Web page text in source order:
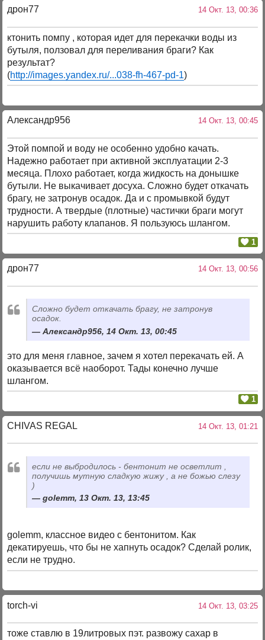
дрон77 14 Окт. 13, 00:36
ктонить помпу , которая идет для перекачки воды из
бутыля, ползовал для переливания браги? Как
результат?
(http://images.yandex.ru/...038-fh-467-pd-1)
Александр956 14 Окт. 13, 00:45
Этой помпой и воду не особенно удобно качать.
Надежно работает при активной эксплуатации 2-3
месяца. Плохо работает, когда жидкость на донышке
бутыли. Не выкачивает досуха. Сложно будет откачать
брагу, не затронув осадок. Да и с промывкой будут
трудности. А твердые (плотные) частички браги могут
нарушить работу клапанов. Я пользуюсь шлангом.
1
дрон77 14 Окт. 13, 00:56
Сложно будет откачать брагу, не затронув
осадок.
Александр956, 14 Окт. 13, 00:45
это для меня главное, зачем я хотел перекачать ей. А
оказывается всё наоборот. Тады конечно лучше
шлангом.
1
CHIVAS REGAL 14 Окт. 13, 01:21
если не выбродилось - бентонит не осветлит ,
получишь мутную сладкую жижу , а не божью слезу
)
golemm, 13 Окт. 13, 13:45
golemm, классное видео с бентонитом. Как
декатируешь, что бы не хапнуть осадок? Сделай ролик,
если не трудно.
torch-vi 14 Окт. 13, 03:25
тоже ставлю в 19литровых пэт. развожу сахар в